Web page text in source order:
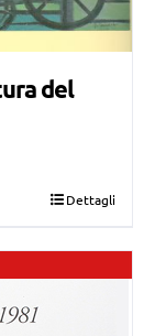
del
Dettagli